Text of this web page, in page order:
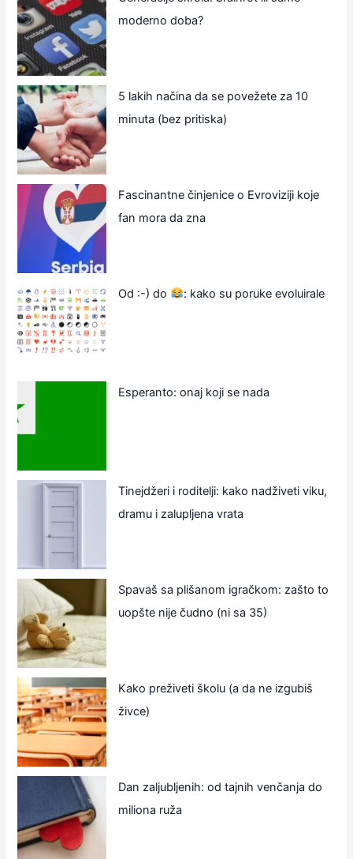
moderno doba?
5 lakih načina da se povežete za 10
minuta (bez pritiska)
Fascinantne činjenice o Evroviziji koje
fan mora da zna
Od :-) do : kako su poruke evoluirale
Esperanto: onaj koji se nada
Tinejdžeri i roditelji: kako nadživeti viku,
dramu i zalupljena vrata
Spavaš sa plišanom igračkom: zašto to
uopšte nije čudno (ni sa 35)
Kako preživeti školu (a da ne izgubiš
živce)
Dan zaljubljenih: od tajnih venčanja do
miliona ruža